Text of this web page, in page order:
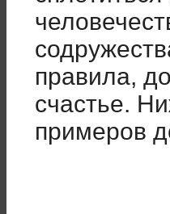
правила,
счастье.
примеров